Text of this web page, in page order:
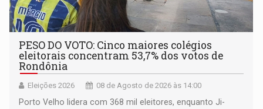
PESO DO VOTO: Cinco maiores colégios
eleitorais concentram 53,7% dos votos de
Rondônia
Eleições 2026 08 de Agosto de 2026 às 14:00
Porto Velho lidera com 368 mil eleitores, enquanto Ji-